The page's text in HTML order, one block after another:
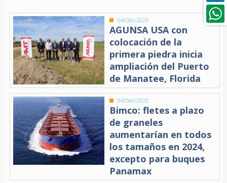
04/Dec/2023
AGUNSA USA con
colocación de la
primera piedra inicia
ampliación del Puerto
de Manatee, Florida
04/Dec/2023
Bimco: fletes a plazo
de graneles
aumentarían en todos
los tamaños en 2024,
excepto para buques
Panamax